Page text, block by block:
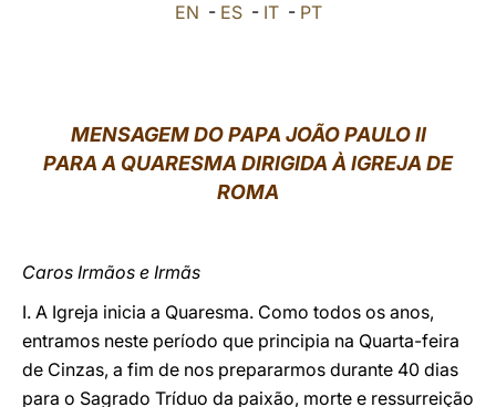
EN - ES- IT- PT
MENSAGEM DO PAPA JOÃO PAULO II
PARA A QUARESMA DIRIGIDA À IGREJA DE
ROMA
Caros Irmãos e Irmãs
I. A Igreja inicia a Quaresma. Como todos os anos,
entramos neste período que principia na Quarta-feira
de Cinzas, a fim de nos prepararmos durante 40 dias
para o Sagrado Tríduo da paixão, morte e ressurreição